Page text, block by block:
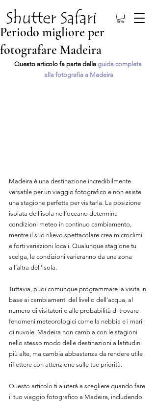
Periodo migliore per
fotografare Madeira
Questo articolo fa parte della guida completa
alla fotografia a Madeira
Madeira è una destinazione incredibilmente
versatile per un viaggio fotografico e non esiste
una stagione perfetta per visitarla. La posizione
isolata dell’isola nell’oceano determina
condizioni meteo in continuo cambiamento,
mentre il suo rilievo spettacolare crea microclimi
e forti variazioni locali. Qualunque stagione tu
scelga, le condizioni varieranno da una zona
all’altra dell’isola.
Tuttavia, puoi comunque programmare la visita in
base ai cambiamenti del livello dell’acqua, al
numero di visitatori e alle probabilità di trovare
fenomeni meteorologici come la nebbia e i mari
di nuvole. Madeira non cambia con le stagioni
nello stesso modo delle destinazioni a latitudini
più alte, ma cambia abbastanza da rendere utile
riflettere con attenzione sulle tue priorità.
Questo articolo ti aiuterà a scegliere quando fare
il tuo viaggio fotografico a Madeira, includendo